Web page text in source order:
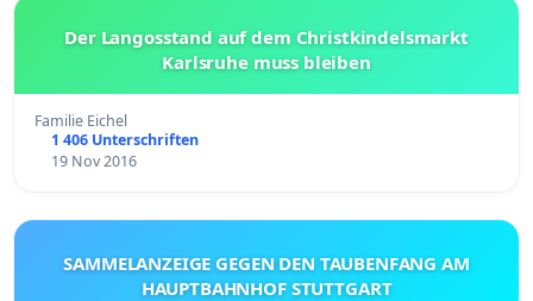
Der Langosstand auf dem Christkindelsmarkt
Karlsruhe muss bleiben
Familie Eichel
1 406 Unterschriften
19 Nov 2016
SAMMELANZEIGE GEGEN DEN TAUBENFANG AM
HAUPTBAHNHOF STUTTGART